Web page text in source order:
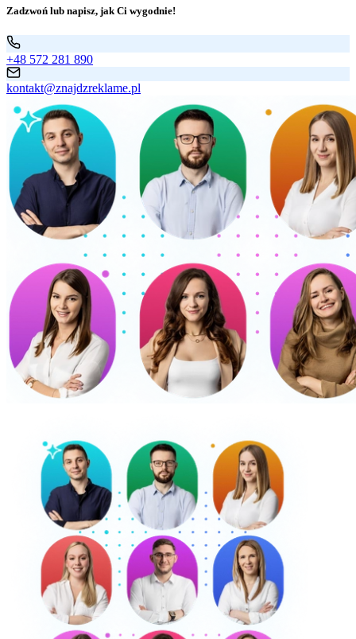
Zadzwoń lub napisz, jak Ci wygodnie!
+48 572 281 890
kontakt@znajdzreklame.pl